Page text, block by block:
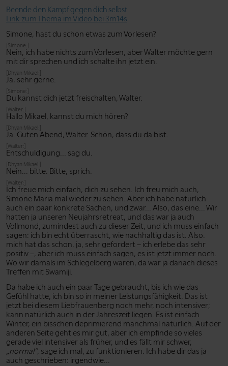
Beende den Kampf gegen dich selbst
Link zum Thema im Video bei 3m14s
Simone, hast du schon etwas zum Vorlesen?
[Simone:]
Nein, ich habe nichts zum Vorlesen, aber Walter möchte gern
mit dir sprechen und ich schalte ihn jetzt ein.
[Dhyan Mikael:]
Ja, sehr gerne.
[Simone:]
Du kannst dich jetzt freischalten, Walter.
[Walter:]
Hallo Mikael, kannst du mich hören?
[Dhyan Mikael:]
Ja. Guten Abend, Walter. Schön, dass du da bist.
[Walter:]
Entschuldigung... sag du.
[Dhyan Mikael:]
Nein... bitte. Bitte, sprich.
[Walter:]
Ich freue mich einfach, dich zu sehen. Ich freu mich auch,
Simone Maria mal wieder zu sehen. Aber ich habe natürlich
auch ein paar konkrete Sachen, und zwar... Also, das eine... Wir
hatten ja unseren Neujahrsretreat, und das war ja auch
Vollmond, zumindest auch zu dieser Zeit, und ich muss einfach
sagen: ich bin echt überrascht, wie nachhaltig das ist. Also.
mich hat das schon, ja, sehr gefordert – ich erlebe das sehr
positiv –, aber ich muss einfach sagen, es ist jetzt immer noch.
Wo wir damals im Schlegelberg waren, da war ja danach dieses
Treffen mit Swamiji.
Da habe ich auch ein paar Tage gebraucht, bis ich wie das
Gefühl hatte, ich bin so in meiner Leistungsfähigkeit. Das ist
jetzt bei diesem Liebfrauenberg noch mehr, noch intensiver;
kann natürlich auch in der Jahreszeit liegen. Es ist einfach
Winter, ein bisschen deprimierend manchmal natürlich. Auf der
anderen Seite geht es mir gut, aber ich empfinde so vieles
gerade viel intensiver als früher, und es fällt mir schwer,
„normal”, sage ich mal, zu funktionieren. Ich habe dir das ja
auch geschrieben: irgendwie...